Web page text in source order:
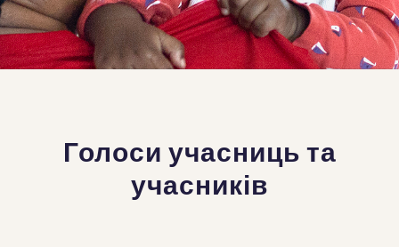
Голоси учасниць та
учасників